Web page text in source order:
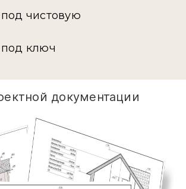
чистовую
ключ
документации